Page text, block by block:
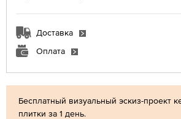
Бесплатный визуальный эскиз-проект
плитки за 1 день.
Доставка
Оплата